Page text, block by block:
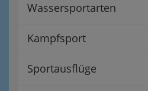
Wassersportarten
Kampfsport
Sportausflüge